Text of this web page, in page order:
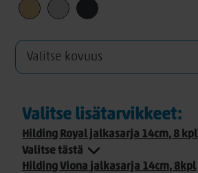
Valitse lisätarvikkeet:
Hilding Royal jalkasarja 14cm, 8 kpl
Valitse tästä
Hilding Viona jalkasarja 14cm, 8kpl